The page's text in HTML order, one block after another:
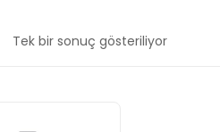
Tek bir sonuç gösteriliyor